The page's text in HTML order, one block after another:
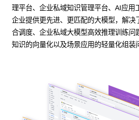
理平台、企业私域知识管理平台、AI应用
企业提供更先进、更匹配的大模型，解决
合调度、企业私域大模型高效推理训练问
知识的向量化以及场景应用的轻量化组装